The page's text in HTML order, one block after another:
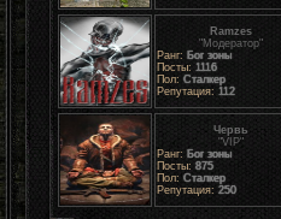
Ramzes
"Модератор"
Ранг: Бог зоны
Посты: 1116
Пол: Сталкер
Репутация: 112
Червь
"VIP"
Ранг: Бог зоны
Посты: 875
Пол: Сталкер
Репутация: 250